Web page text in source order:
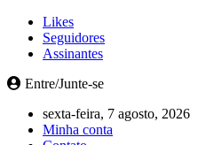
Likes
Seguidores
Assinantes
Entre/Junte-se
sexta-feira, 7 agosto, 2026
Minha conta